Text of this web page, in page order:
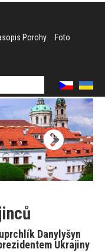
Porohy Foto
Danylyšyn
Ukrajiny